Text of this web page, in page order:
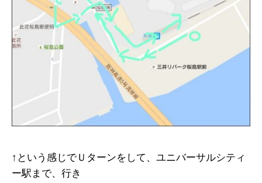
↑という感じでＵターンをして、ユニバーサルシティ
ー駅まで、行き